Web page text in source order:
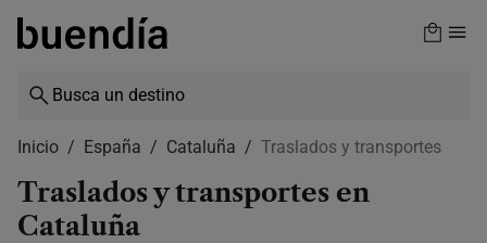
Skip
content
Inicio España Cataluña Traslados y transportes
Traslados y transportes en
Cataluña